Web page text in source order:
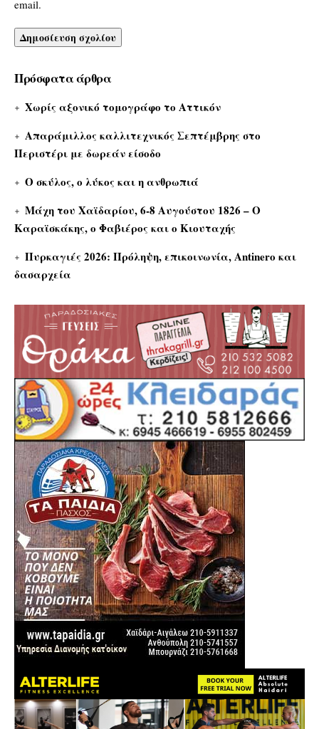
email.
Πρόσφατα άρθρα
Χωρίς αξονικό τομογράφο το Αττικόν
Απαράμιλλος καλλιτεχνικός Σεπτέμβρης στο
Περιστέρι με δωρεάν είσοδο
Ο σκύλος, ο λύκος και η ανθρωπιά
Μάχη του Χαϊδαρίου, 6-8 Αυγούστου 1826 – Ο
Καραϊσκάκης, ο Φαβιέρος και ο Κιουταχής
Πυρκαγιές 2026: Πρόληψη, επικοινωνία, Antinero και
δασαρχεία